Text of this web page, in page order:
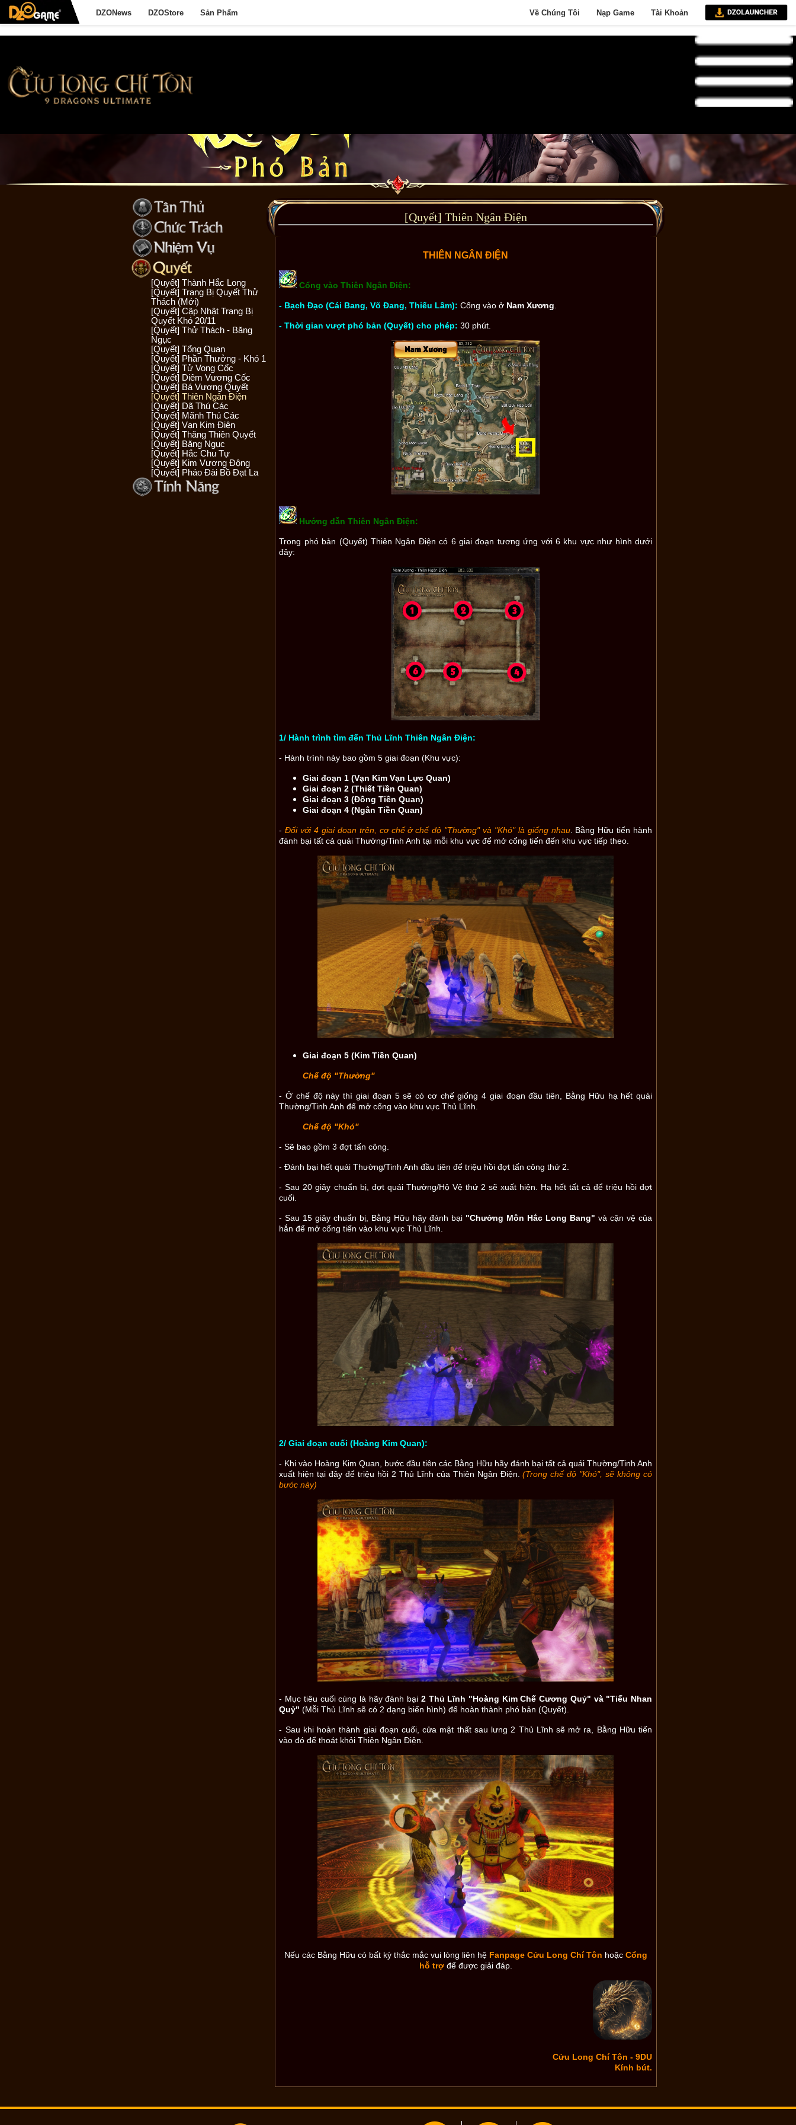
DZONews DZOStore Sản Phẩm Về Chúng Tôi Nạp Game Tài Khoản
[Quyết] Thành Hắc Long
[Quyết] Trang Bị Quyết Thử
Thách (Mới)
[Quyết] Cập Nhật Trang Bị
Quyết Khó 20/11
[Quyết] Thử Thách - Băng
Ngục
[Quyết] Tổng Quan
[Quyết] Phần Thưởng - Khó 1
[Quyết] Tử Vong Cốc
[Quyết] Diêm Vương Cốc
[Quyết] Bá Vương Quyết
[Quyết] Thiên Ngân Điện
[Quyết] Dã Thú Các
[Quyết] Mãnh Thú Các
[Quyết] Vạn Kim Điện
[Quyết] Thăng Thiên Quyết
[Quyết] Băng Ngục
[Quyết] Hắc Chu Tự
[Quyết] Kim Vương Động
[Quyết] Pháo Đài Bồ Đạt La
[Quyết] Thiên Ngân Điện
THIÊN NGÂN ĐIỆN
Cổng vào Thiên Ngân Điện:
- Bạch Đạo (Cái Bang, Võ Đang, Thiếu Lâm): Cổng vào ở Nam Xương.
- Thời gian vượt phó bản (Quyết) cho phép: 30 phút.
Hướng dẫn Thiên Ngân Điện:
Trong phó bản (Quyết) Thiên Ngân Điện có 6 giai đoạn tương ứng với 6 khu vực như hình dưới
đây:
1/ Hành trình tìm đến Thủ Lĩnh Thiên Ngân Điện:
- Hành trình này bao gồm 5 giai đoạn (Khu vực):
Giai đoạn 1 (Vạn Kim Vạn Lực Quan)
Giai đoạn 2 (Thiết Tiền Quan)
Giai đoạn 3 (Đồng Tiền Quan)
Giai đoạn 4 (Ngân Tiền Quan)
-Đối với 4 giai đoạn trên, cơ chế ở chế độ "Thường" và "Khó" là giống nhau. Bằng Hữu tiến hành
đánh bại tất cả quái Thường/Tinh Anh tại mỗi khu vực để mở cổng tiến đến khu vực tiếp theo.
Giai đoạn 5 (Kim Tiền Quan)
Chế độ "Thường"
- Ở chế độ này thì giai đoạn 5 sẽ có cơ chế giống 4 giai đoạn đầu tiên, Bằng Hữu hạ hết quái
Thường/Tinh Anh để mở cổng vào khu vực Thủ Lĩnh.
Chế độ "Khó"
- Sẽ bao gồm 3 đợt tấn công.
- Đánh bại hết quái Thường/Tinh Anh đầu tiên để triệu hồi đợt tấn công thứ 2.
- Sau 20 giây chuẩn bị, đợt quái Thường/Hộ Vệ thứ 2 sẽ xuất hiện. Hạ hết tất cả để triệu hồi đợt
cuối.
- Sau 15 giây chuẩn bị, Bằng Hữu hãy đánh bại "Chưởng Môn Hắc Long Bang" và cận vệ của
hắn để mở cổng tiến vào khu vực Thủ Lĩnh.
2/ Giai đoạn cuối (Hoàng Kim Quan):
- Khi vào Hoàng Kim Quan, bước đầu tiên các Bằng Hữu hãy đánh bại tất cả quái Thường/Tinh Anh
xuất hiện tại đây để triệu hồi 2 Thủ Lĩnh của Thiên Ngân Điện.(Trong chế độ "Khó", sẽ không có
bước này)
- Mục tiêu cuối cùng là hãy đánh bại 2 Thủ Lĩnh "Hoàng Kim Chế Cương Quỷ" và "Tiếu Nhan
Quỷ"(Mỗi Thủ Lĩnh sẽ có 2 dạng biến hình) để hoàn thành phó bản (Quyết).
- Sau khi hoàn thành giai đoạn cuối, cửa mật thất sau lưng 2 Thủ Lĩnh sẽ mở ra, Bằng Hữu tiến
vào đó để thoát khỏi Thiên Ngân Điện.
Nếu các Bằng Hữu có bất kỳ thắc mắc vui lòng liên hệ Fanpage Cửu Long Chí Tôn hoặc Cổng
hỗ trợđể được giải đáp.
Cửu Long Chí Tôn - 9DU
Kính bút.